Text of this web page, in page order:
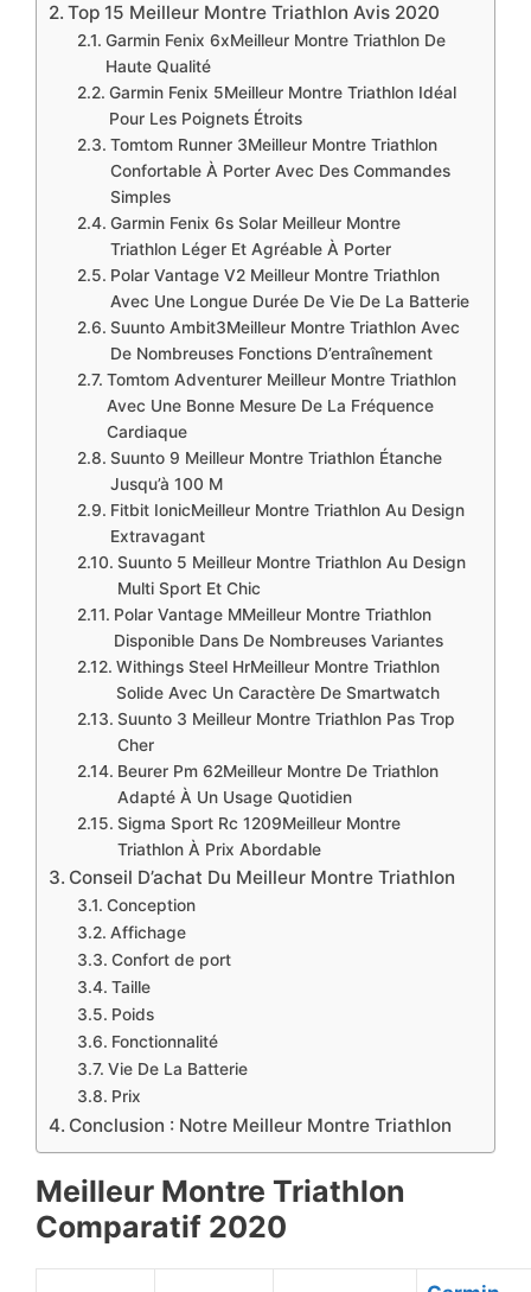
Top 15 Meilleur Montre Triathlon Avis 2020
​Garmin Fenix 6xMeilleur Montre Triathlon De
Haute Qualité
​Garmin Fenix 5Meilleur Montre Triathlon Idéal
Pour Les Poignets Étroits
​Tomtom Runner 3Meilleur Montre Triathlon
Confortable À Porter Avec Des Commandes
Simples
​Garmin Fenix 6s Solar Meilleur Montre
Triathlon Léger Et Agréable À Porter
​Polar Vantage V2 Meilleur Montre Triathlon
Avec Une Longue Durée De Vie De La Batterie
​Suunto Ambit3Meilleur Montre Triathlon Avec
De Nombreuses Fonctions D’entraînement
​Tomtom Adventurer Meilleur Montre Triathlon
Avec Une Bonne Mesure De La Fréquence
Cardiaque
​Suunto 9 Meilleur Montre Triathlon Étanche
Jusqu’à 100 M
​Fitbit IonicMeilleur Montre Triathlon Au Design
Extravagant
​Suunto 5 Meilleur Montre Triathlon Au Design
Multi Sport Et Chic
​Polar Vantage MMeilleur Montre Triathlon
Disponible Dans De Nombreuses Variantes
​Withings Steel HrMeilleur Montre Triathlon
Solide Avec Un Caractère De Smartwatch
​Suunto 3 Meilleur Montre Triathlon Pas Trop
Cher
​Beurer Pm 62Meilleur Montre De Triathlon
Adapté À Un Usage Quotidien
​Sigma Sport Rc 1209Meilleur Montre
Triathlon À Prix Abordable
Conseil D’achat Du Meilleur Montre Triathlon
Conception
Affichage
Confort de port
Taille
Poids
Fonctionnalité
Vie De La Batterie
Prix
Conclusion : Notre Meilleur Montre Triathlon
Meilleur Montre Triathlon
Comparatif 2020